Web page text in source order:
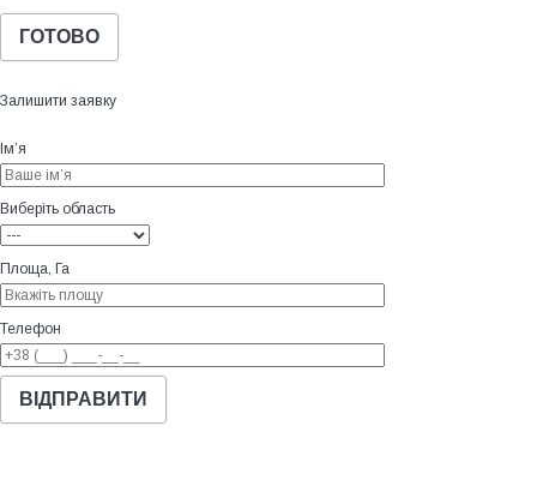
ГОТОВО
Залишити заявку
Ім’я
Виберіть область
Площа, Га
Телефон